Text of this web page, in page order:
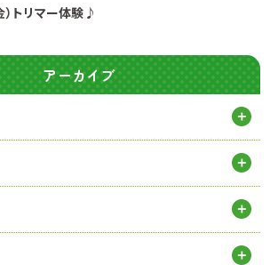
）トリマー体験♪
アーカイブ